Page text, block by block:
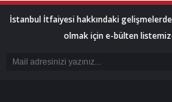
İstanbul İtfaiyesi hakkındaki
olmak için e-bülten